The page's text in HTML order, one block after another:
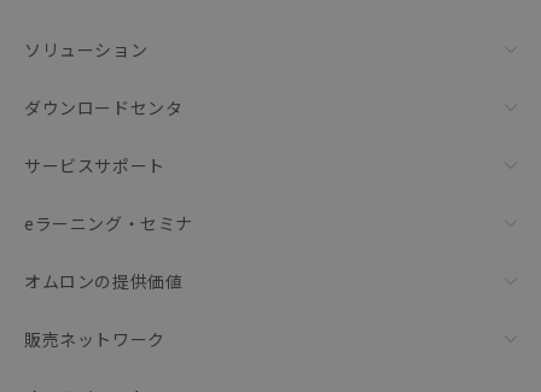
ソリューション
ダウンロードセンタ
サービスサポート
eラーニング・セミナ
オムロンの提供価値
販売ネットワーク